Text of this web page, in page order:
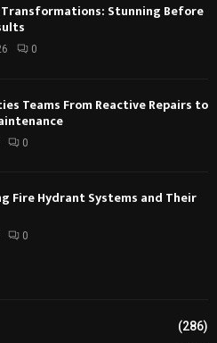
Transformations: Stunning Before
0
Teams From Reactive Repairs to
0
Fire Hydrant Systems and Their
0
(286)